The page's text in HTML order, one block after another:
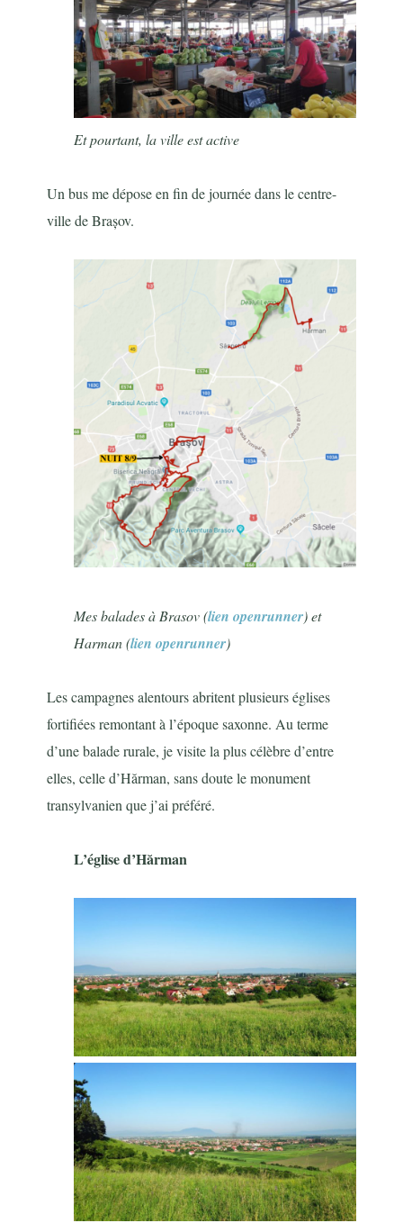
Et pourtant, la ville est active
Un bus me dépose en fin de journée dans le centre-
ville de Brașov.
Mes balades à Brasov (lien openrunner) et
Harman (lien openrunner)
Les campagnes alentours abritent plusieurs églises
fortifiées remontant à l’époque saxonne. Au terme
d’une balade rurale, je visite la plus célèbre d’entre
elles, celle d’Hărman, sans doute le monument
transylvanien que j’ai préféré.
L’église d’Hărman